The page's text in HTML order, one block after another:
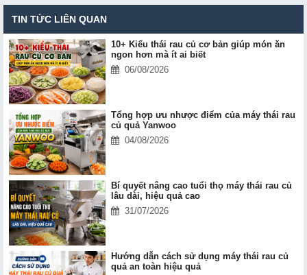
TIN TỨC LIÊN QUAN
10+ Kiểu thái rau củ cơ bản giúp món ăn
ngon hơn mà ít ai biết
06/08/2026
Tổng hợp ưu nhược điểm của máy thái rau
củ quả Yanwoo
04/08/2026
Bí quyết nâng cao tuổi thọ máy thái rau củ
lâu dài, hiệu quả cao
31/07/2026
Hướng dẫn cách sử dụng máy thái rau củ
quả an toàn hiệu quả